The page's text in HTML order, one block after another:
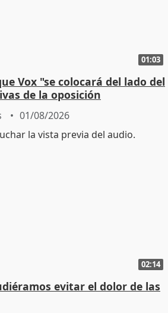
01:03
Vox "se colocará del lado del
de la oposición
01/08/2026
02:14
evitar el dolor de las